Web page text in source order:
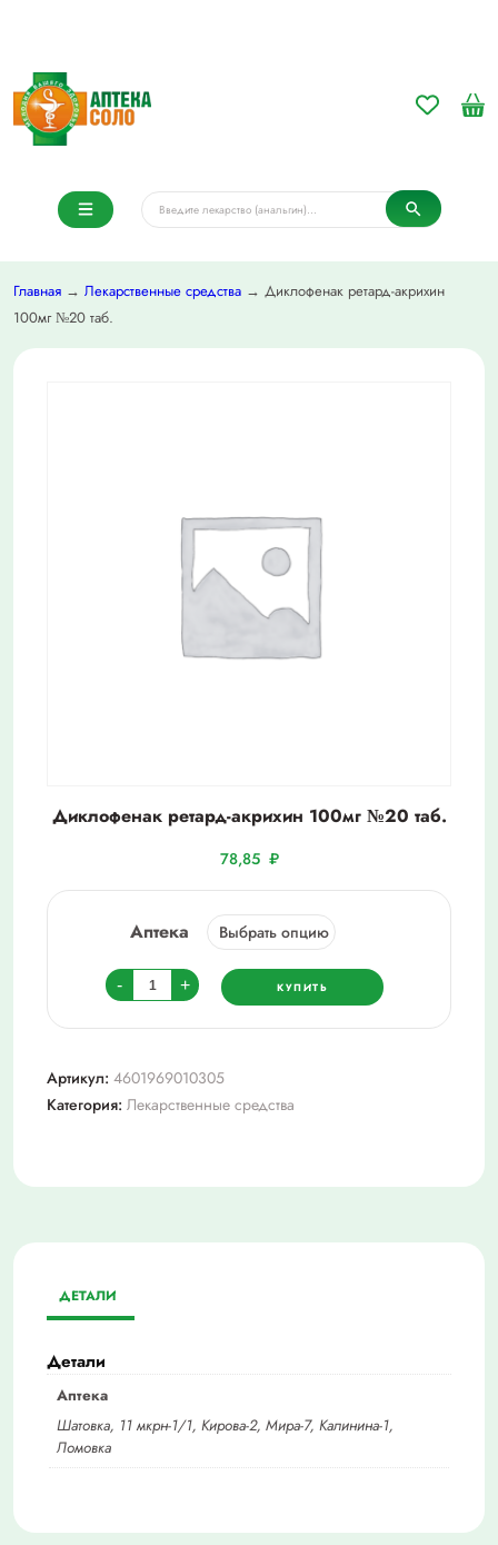
Главная → Лекарственные средства → Диклофенак ретард-акрихин
100мг №20 таб.
Диклофенак ретард-акрихин 100мг №20 таб.
78,85 ₽
Аптека
-
Количество
товара
Диклофенак
акрихин
100мг
+ КУПИТЬ
Артикул: 4601969010305
Категория: Лекарственные средства
ДЕТАЛИ
Детали
Аптека
Шатовка, 11 мкрн-1/1, Кирова-2, Мира-7, Калинина-1,
Ломовка